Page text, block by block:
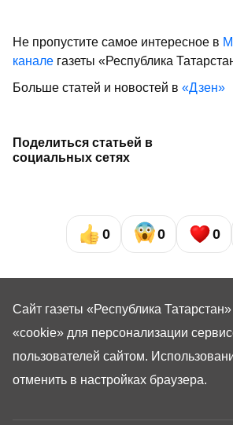
Не пропустите самое интересное в
канале газеты «Республика
Больше статей и новостей в «Дзен»
Поделиться статьей в
социальных сетях
0 0 0
Сайт газеты «Республика Татарстан»
«cookie» для персонализации
пользователей сайтом.
отменить в настройках браузера.